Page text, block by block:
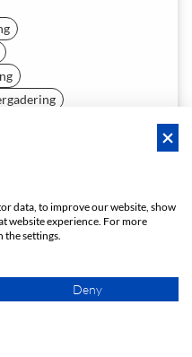
data, to improve our website, show
website experience. For more
the settings.
Deny